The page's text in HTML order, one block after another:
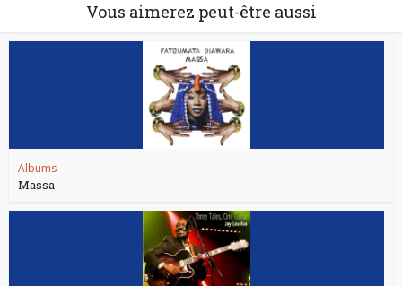
Vous aimerez peut-être aussi
Albums
Massa